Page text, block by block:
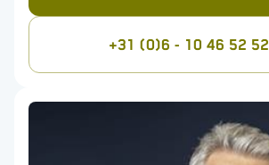
+31 (0)6 - 10 46 52 52